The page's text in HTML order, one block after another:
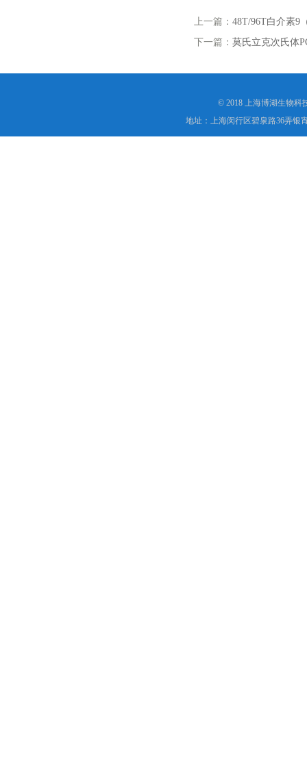
上一篇： 48T/96T白介素9
下一篇： 莫氏立克次氏体
© 2018 上海博湖生物科
地址：上海闵行区碧泉路36弄银